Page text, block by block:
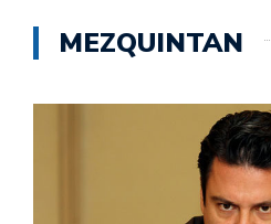
MEZQUINTAN